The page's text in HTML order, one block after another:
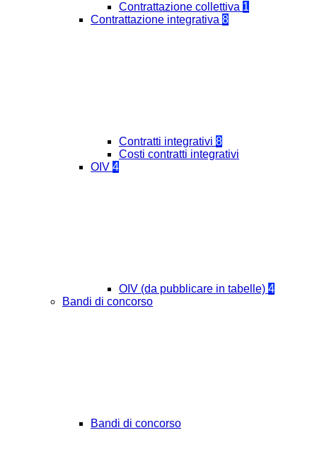
Contrattazione collettiva 1
Contrattazione integrativa 8
Contratti integrativi 8
Costi contratti integrativi
OIV 4
OIV (da pubblicare in tabelle) 4
Bandi di concorso
Bandi di concorso